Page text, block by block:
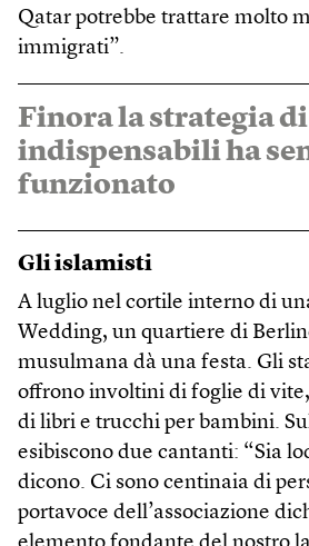
Qatar potrebbe trattare molto
immigrati”.
Finora la strategia
indispensabili ha
funzionato
Gli islamisti
A luglio nel cortile interno di
Wedding, un quartiere di
musulmana dà una festa. Gli
offrono involtini di foglie di
di libri e trucchi per bambini.
esibiscono due cantanti: “Sia
dicono. Ci sono centinaia di
portavoce dell’associazione